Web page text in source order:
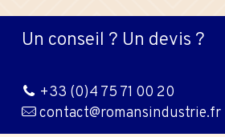
Un conseil ? Un devis ?
+33 (0)4 75 71 00 20
contact@romansindustrie.fr